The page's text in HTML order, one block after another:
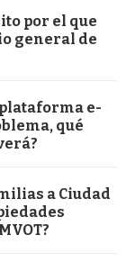
por el que
general de
plataforma e-
qué
a Ciudad